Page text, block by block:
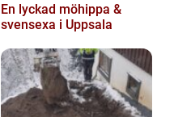
En lyckad möhippa &
svensexa i Uppsala